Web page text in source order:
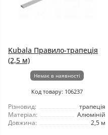
Kubala Правило-трапеція
(2,5 м)
Немає в наявності
Код товару: 106237
Різновид:
трапеція
Матеріал:
Алюміній
Довжина:
2,5 м